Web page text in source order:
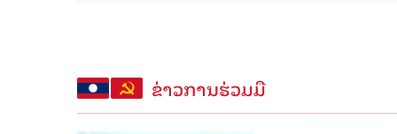
ຂ່າວການຮ່ວມມື